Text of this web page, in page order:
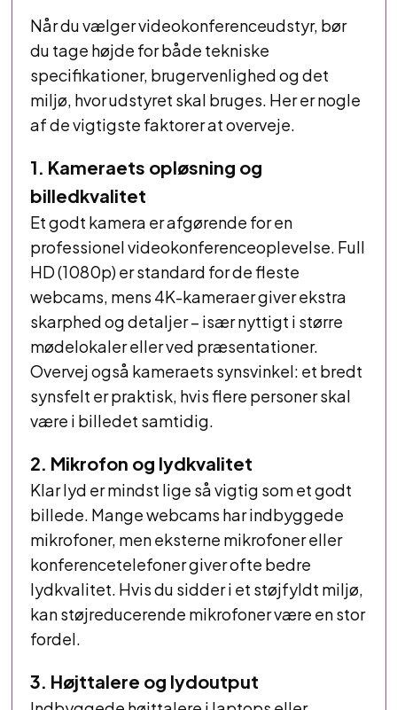
Når du vælger videokonferenceudstyr, bør
du tage højde for både tekniske
specifikationer, brugervenlighed og det
miljø, hvor udstyret skal bruges. Her er nogle
af de vigtigste faktorer at overveje.
1. Kameraets opløsning og
billedkvalitet
Et godt kamera er afgørende for en
professionel videokonferenceoplevelse. Full
HD (1080p) er standard for de fleste
webcams, mens 4K-kameraer giver ekstra
skarphed og detaljer – især nyttigt i større
mødelokaler eller ved præsentationer.
Overvej også kameraets synsvinkel: et bredt
synsfelt er praktisk, hvis flere personer skal
være i billedet samtidig.
2. Mikrofon og lydkvalitet
Klar lyd er mindst lige så vigtig som et godt
billede. Mange webcams har indbyggede
mikrofoner, men eksterne mikrofoner eller
konferencetelefoner giver ofte bedre
lydkvalitet. Hvis du sidder i et støjfyldt miljø,
kan støjreducerende mikrofoner være en stor
fordel.
3. Højttalere og lydoutput